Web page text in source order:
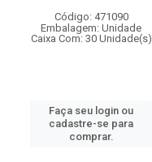
Código: 471090
Embalagem: Unidade
Caixa Com: 30 Unidade(s)
Faça seu login ou
cadastre-se para
comprar.